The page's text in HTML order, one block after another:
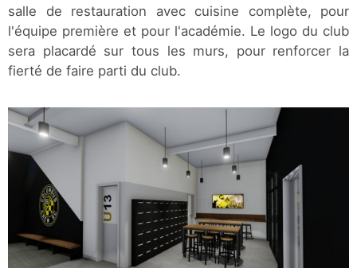
salle de restauration avec cuisine complète, pour
l'équipe première et pour l'académie. Le logo du club
sera placardé sur tous les murs, pour renforcer la
fierté de faire parti du club.